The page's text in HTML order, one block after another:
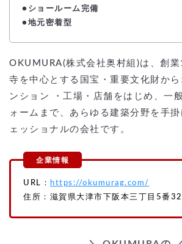
●ショールーム完備
●地元密着型
OKUMURA(株式会社奥村組)は、創
寺を中心とする国宝・重要文化財か
ンション ・工場・店舗をはじめ、一
ォームまで、あらゆる建築分野を手
ェッショナルの会社です。
URL：
https://okumurag.com/
住所：滋賀県大津市下阪本三丁目5番